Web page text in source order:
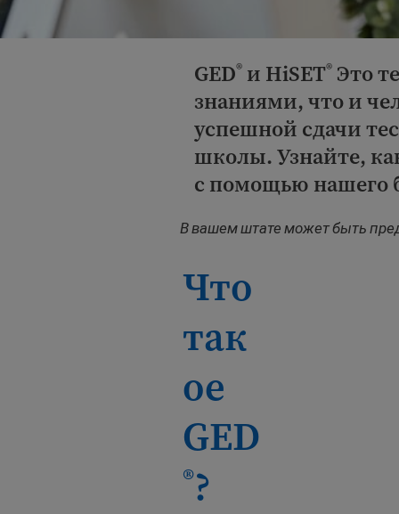
GED® и HiSET® Это
знаниями, что и
успешной сдачи
школы. Узнайте,
с помощью нашего
В вашем штате может быть
Что
так
ое
GED
®?